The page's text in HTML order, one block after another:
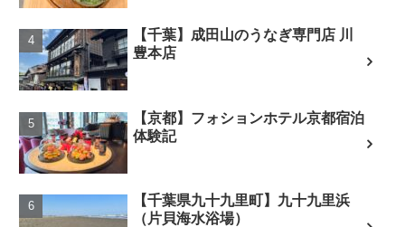
【千葉】成田山のうなぎ専門店 川
豊本店
【京都】フォションホテル京都宿泊
体験記
【千葉県九十九里町】九十九里浜
（片貝海水浴場）